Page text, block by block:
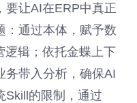
要让AI在ERP中真正
：通过本体，赋予数
逻辑；依托金蝶上下
务带入分析，确保AI
Skill的限制，通过